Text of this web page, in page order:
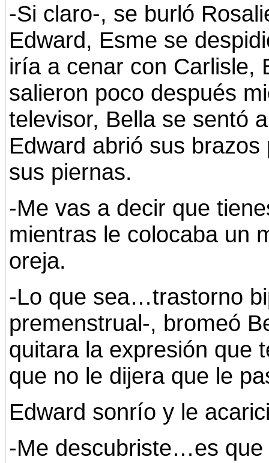
-Si claro-, se burló
Edward, Esme se
iría a cenar con Carlisle,
salieron poco después
televisor, Bella se sentó
Edward abrió sus
sus piernas.
-Me vas a decir que
mientras le colocaba un
oreja.
-Lo que sea…trastorno
premenstrual-, bromeó
quitara la expresión que
que no le dijera que le
Edward sonrío y le
-Me descubriste…es que